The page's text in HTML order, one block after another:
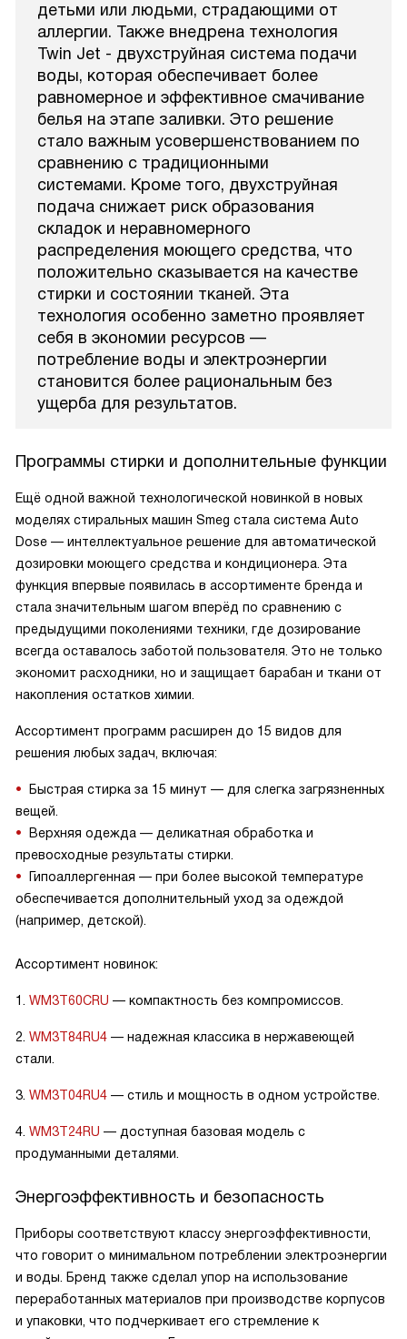
детьми или людьми, страдающими от
аллергии. Также внедрена технология
Twin Jet - двухструйная система подачи
воды, которая обеспечивает более
равномерное и эффективное смачивание
белья на этапе заливки. Это решение
стало важным усовершенствованием по
сравнению с традиционными
системами. Кроме того, двухструйная
подача снижает риск образования
складок и неравномерного
распределения моющего средства, что
положительно сказывается на качестве
стирки и состоянии тканей. Эта
технология особенно заметно проявляет
себя в экономии ресурсов —
потребление воды и электроэнергии
становится более рациональным без
ущерба для результатов.
Программы стирки и дополнительные функции
Ещё одной важной технологической новинкой в новых
моделях стиральных машин Smeg стала система Auto
Dose — интеллектуальное решение для автоматической
дозировки моющего средства и кондиционера. Эта
функция впервые появилась в ассортименте бренда и
стала значительным шагом вперёд по сравнению с
предыдущими поколениями техники, где дозирование
всегда оставалось заботой пользователя. Это не только
экономит расходники, но и защищает барабан и ткани от
накопления остатков химии.
Ассортимент программ расширен до 15 видов для
решения любых задач, включая:
Быстрая стирка за 15 минут — для слегка загрязненных
вещей.
Верхняя одежда — деликатная обработка и
превосходные результаты стирки.
Гипоаллергенная — при более высокой температуре
обеспечивается дополнительный уход за одеждой
(например, детской).
Ассортимент новинок:
1. WM3T60CRU — компактность без компромиссов.
2. WM3T84RU4 — надежная классика в нержавеющей
стали.
3. WM3T04RU4 — стиль и мощность в одном устройстве.
4. WM3T24RU — доступная базовая модель с
продуманными деталями.
Энергоэффективность и безопасность
Приборы соответствуют классу энергоэффективности,
что говорит о минимальном потреблении электроэнергии
и воды. Бренд также сделал упор на использование
переработанных материалов при производстве корпусов
и упаковки, что подчеркивает его стремление к